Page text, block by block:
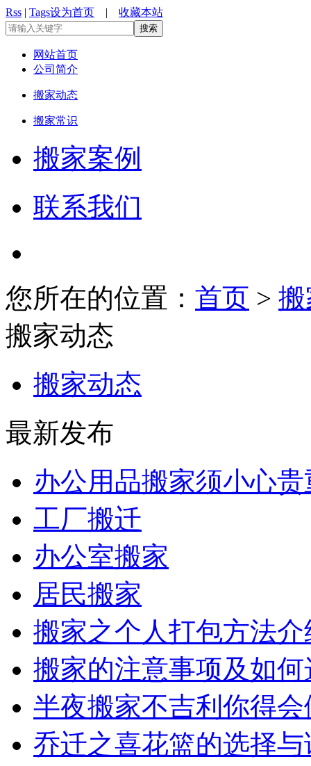
Rss | Tags设为首页 | 收藏本站
网站首页
公司简介
搬家动态
搬家常识
搬家案例
联系我们
您所在的位置： 首页 >
搬家动态
搬家动态
最新发布
办公用品搬家须小心
工厂搬迁
办公室搬家
居民搬家
搬家之个人打包方法
搬家的注意事项及如
半夜搬家不吉利你得
乔迁之喜花篮的选择